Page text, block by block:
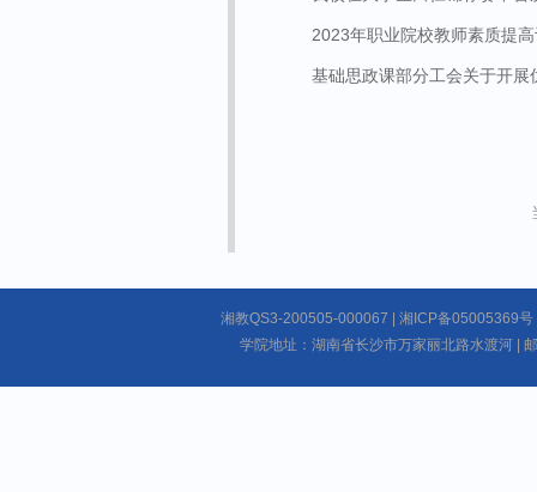
2023年职业院校教师素质提
基础思政课部分工会关于开
湘教QS3-200505-000067 | 湘ICP备05005369
学院地址：湖南省长沙市万家丽北路水渡河 |